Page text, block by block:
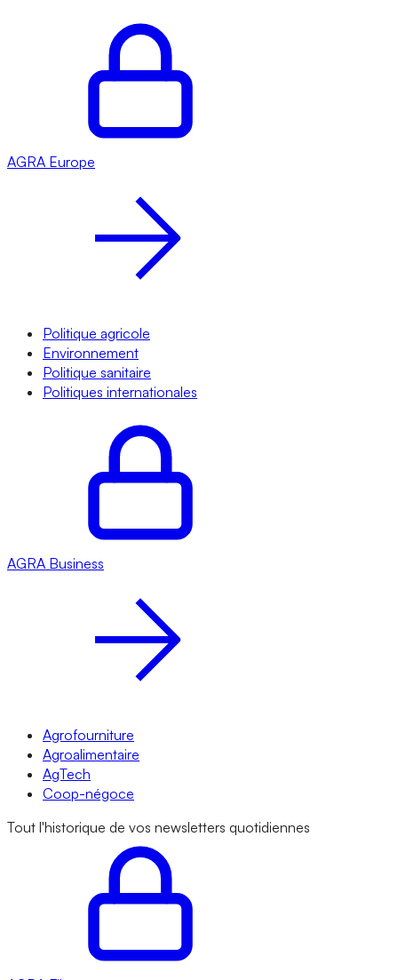
AGRA Europe
Politique agricole
Environnement
Politique sanitaire
Politiques internationales
AGRA Business
Agrofourniture
Agroalimentaire
AgTech
Coop-négoce
Tout l'historique de vos newsletters quotidiennes